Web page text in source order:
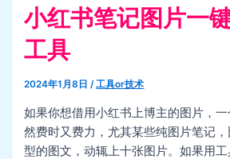
小红书笔记图片一
工具
2024年1月8日/工具or技术
如果你想借用小红书上博主的图片，
然费时又费力，尤其某些纯图片笔记
型的图文，动辄上十张图片。如果用工